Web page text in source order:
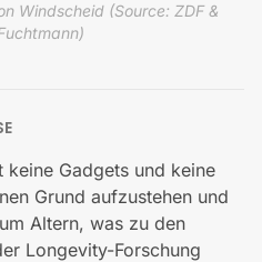
Windscheid (Source: ZDF &
keine Gadgets und keine
Grund aufzustehen und
Altern, was zu den
Longevity-Forschung